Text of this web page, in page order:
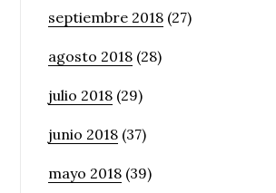
septiembre 2018 (27)
agosto 2018 (28)
julio 2018 (29)
junio 2018 (37)
mayo 2018 (39)